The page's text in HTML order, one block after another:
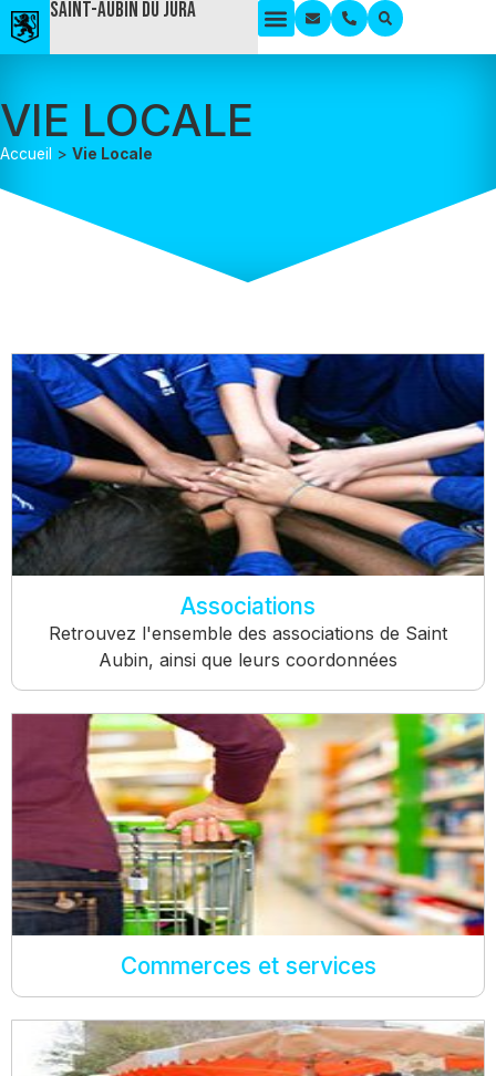
Saint-Aubin du Jura
VIE LOCALE
Accueil > Vie Locale
Associations
Retrouvez l'ensemble des associations de Saint
Aubin, ainsi que leurs coordonnées
Commerces et services